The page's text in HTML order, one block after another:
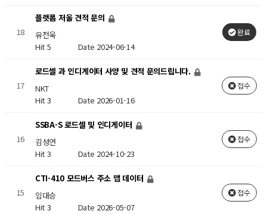
18
플랫폼 저울 견적 문의
유전욱
Hit 5 Date 2024-06-14
완료
17
로드셀 과 인디게이터 사양 및 견적 문의드립니다.
NKT
Hit 3 Date 2026-01-16
접수
16
SSBA-S 로드셀 및 인디게이터
김성연
Hit 3 Date 2024-10-23
접수
15
CTI-410 모드버스 주소 맵 데이터
임대승
Hit 3 Date 2026-05-07
접수